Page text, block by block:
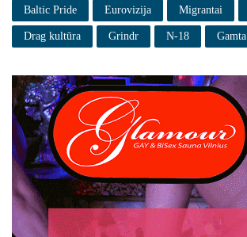
Baltic Pride Eurovizija Migrantai
Drag kultūra Grindr N-18 Gamta